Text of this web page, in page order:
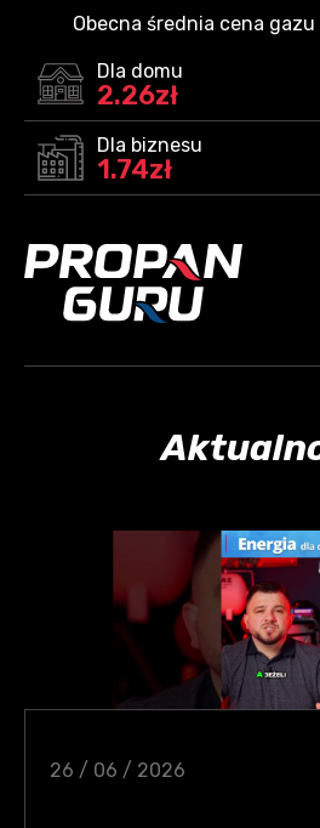
Obecna średnia cena
Dla domu
2.26zł
Dla biznesu
1.74zł
26 / 06 / 2026